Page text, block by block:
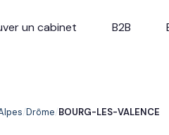
un cabinet B2B
Drôme BOURG-LES-VALENCE